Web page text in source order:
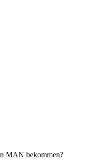
MAN bekommen?